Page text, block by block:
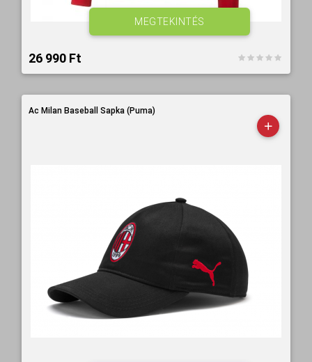
26 990 Ft‎
MEGTEKINTÉS
Ac Milan Baseball Sapka (Puma)